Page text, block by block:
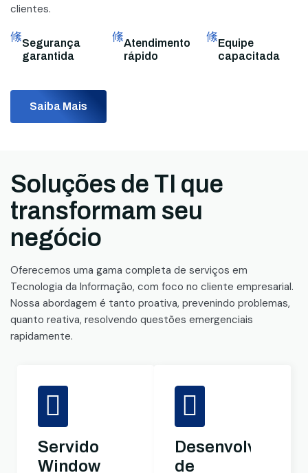
clientes.
Segurança
garantida
Atendimento
rápido
Equipe
capacitada
Saiba Mais
Soluções de TI que
transformam seu
negócio
Oferecemos uma gama completa de serviços em
Tecnologia da Informação, com foco no cliente empresarial.
Nossa abordagem é tanto proativa, prevenindo problemas,
quanto reativa, resolvendo questões emergenciais
rapidamente.
Servidores
Windows
de